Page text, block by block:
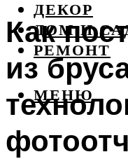
ДЕКОР
ДОМ И
РЕМОНТ
МЕНЮ
Как
из